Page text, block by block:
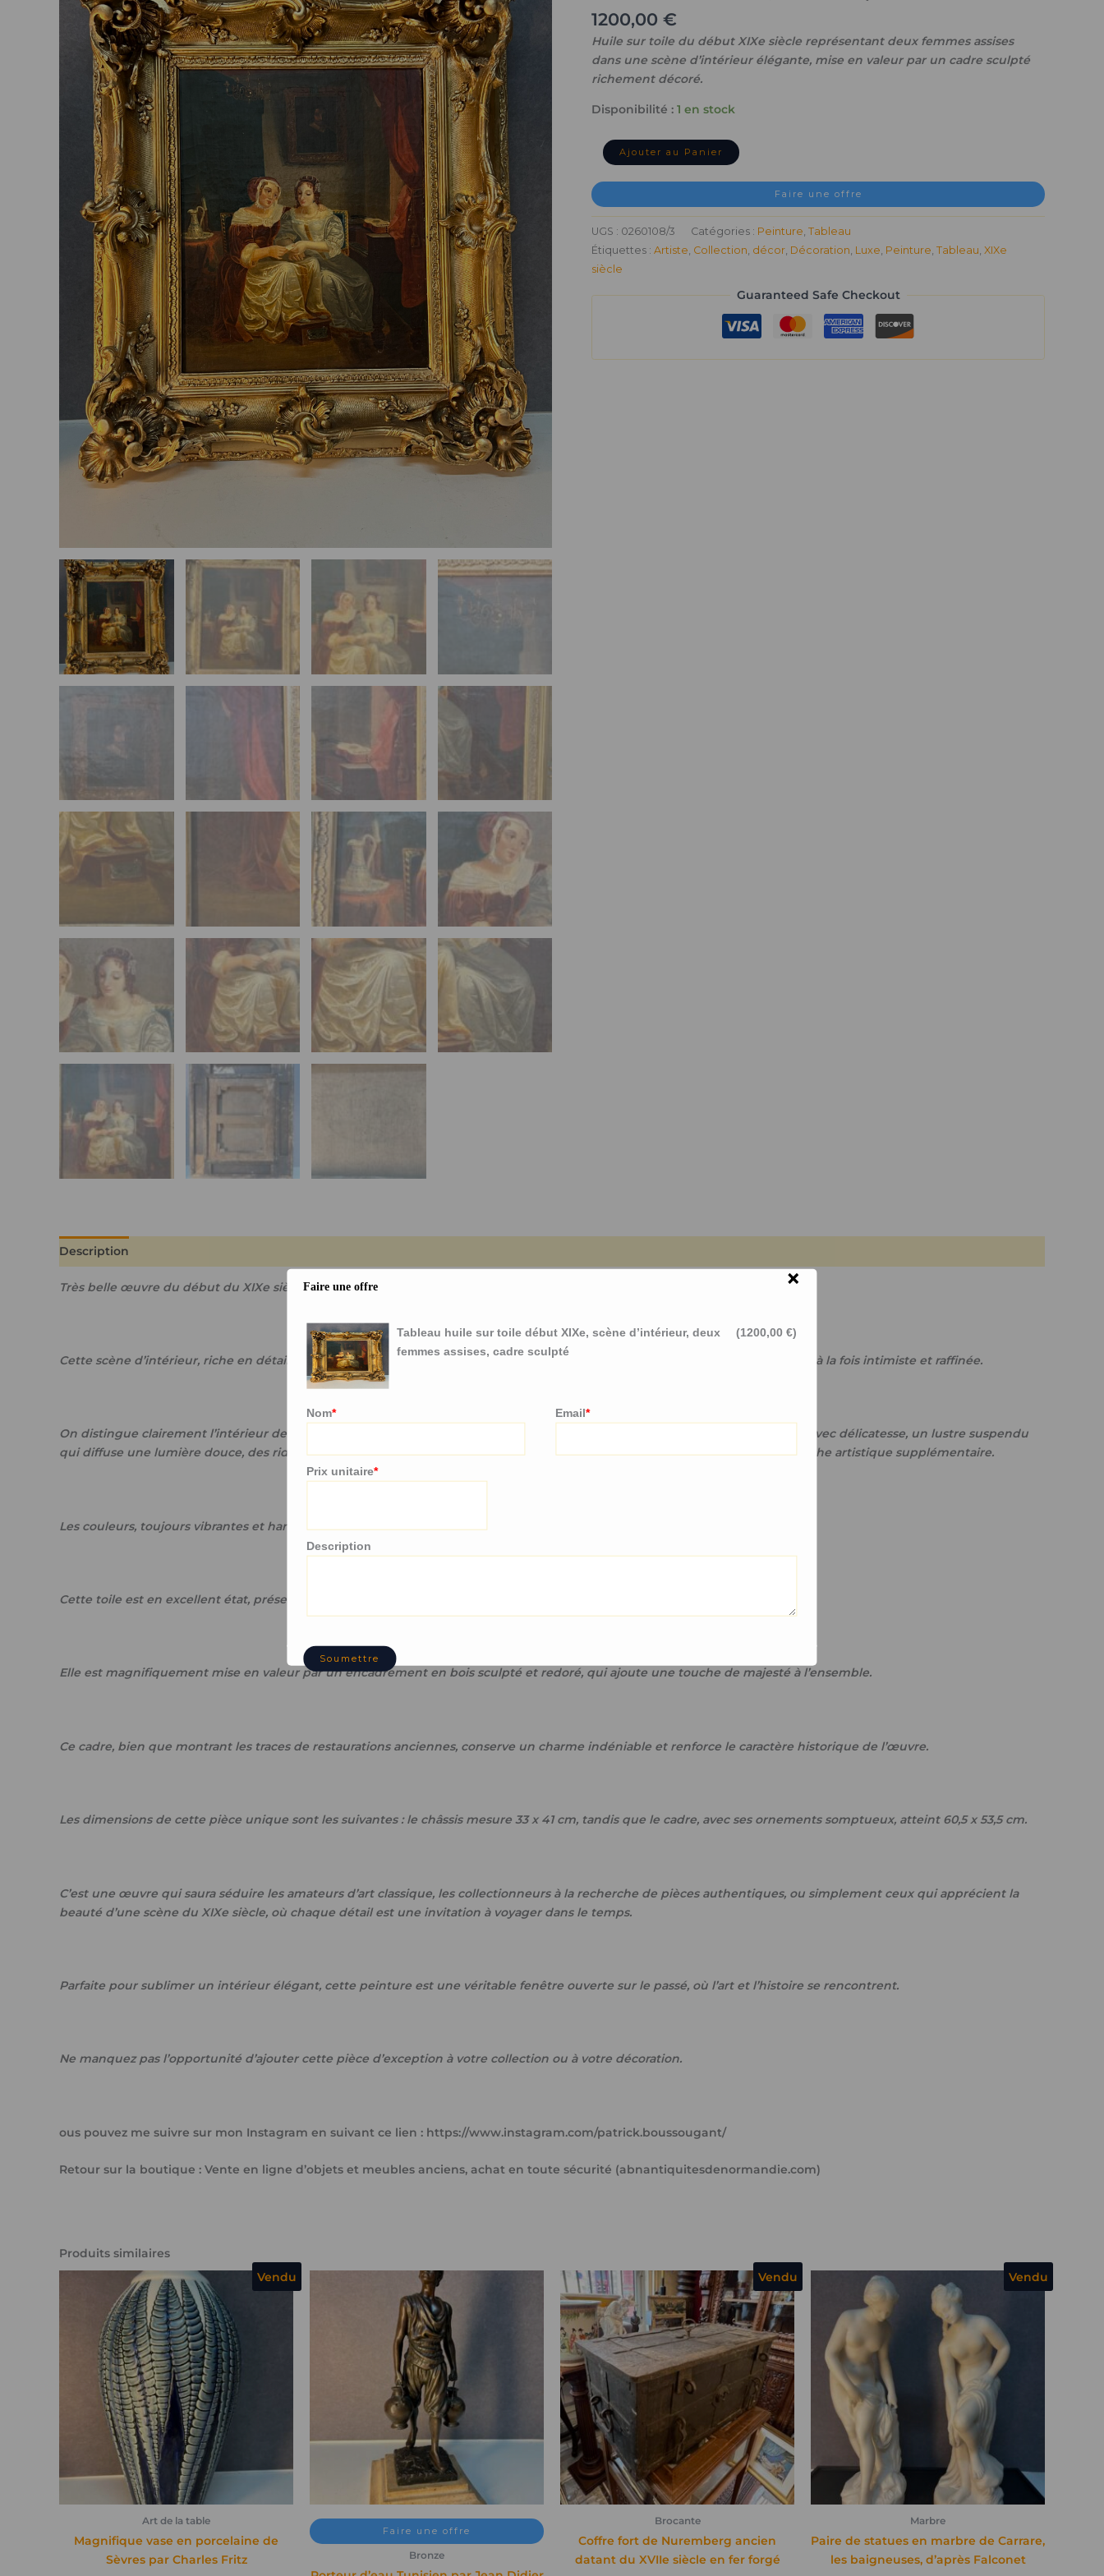
1200,00 €
Huile sur toile du début XIXe siècle représentant deux femmes assises
dans une scène d’intérieur élégante, mise en valeur par un cadre sculpté
richement décoré.
Disponibilité : 1 en stock
XIXe,
scène
d'intérieur,
deux
femmes
cadre
Ajouter au Panier
Faire une offre ×
Tableau huile sur toile début XIXe, scène d’intérieur, deux
femmes assises, cadre sculpté
(1200,00€)
Nom* Email*
Prix ​​unitaire*
Description
Soumettre
Faire une offre
UGS : 0260108/3 Catégories : Peinture, Tableau
Étiquettes : Artiste, Collection, décor, Décoration, Luxe, Peinture, Tableau, XIXe
siècle
Guaranteed Safe Checkout
Description
Très belle œuvre du début du XIXe siècle, une peinture à l’huile sur toile qui captive par son charme intemporel.
Cette scène d’intérieur, riche en détails, met en valeur deux femmes assises dans un fauteuil, plongées dans une atmosphère à la fois intimiste et raffinée.
On distingue clairement l’intérieur de la pièce, où chaque élément raconte une histoire : des instruments de musique posés avec délicatesse, un lustre suspendu
qui diffuse une lumière douce, des rideaux tombant en plis gracieux, ainsi qu’un tableau accroché au mur qui ajoute une touche artistique supplémentaire.
Les couleurs, toujours vibrantes et harmonieuses, témoignent du savoir-faire du peintre et du soin apporté à cette création.
Cette toile est en excellent état, préservant toute sa beauté et son authenticité malgré les années.
Elle est magnifiquement mise en valeur par un encadrement en bois sculpté et redoré, qui ajoute une touche de majesté à l’ensemble.
Ce cadre, bien que montrant les traces de restaurations anciennes, conserve un charme indéniable et renforce le caractère historique de l’œuvre.
Les dimensions de cette pièce unique sont les suivantes : le châssis mesure 33 x 41 cm, tandis que le cadre, avec ses ornements somptueux, atteint 60,5 x 53,5 cm.
C’est une œuvre qui saura séduire les amateurs d’art classique, les collectionneurs à la recherche de pièces authentiques, ou simplement ceux qui apprécient la
beauté d’une scène du XIXe siècle, où chaque détail est une invitation à voyager dans le temps.
Parfaite pour sublimer un intérieur élégant, cette peinture est une véritable fenêtre ouverte sur le passé, où l’art et l’histoire se rencontrent.
Ne manquez pas l’opportunité d’ajouter cette pièce d’exception à votre collection ou à votre décoration.
ous pouvez me suivre sur mon Instagram en suivant ce lien : https://www.instagram.com/patrick.boussougant/
Retour sur la boutique : Vente en ligne d’objets et meubles anciens, achat en toute sécurité (abnantiquitesdenormandie.com)
Produits similaires
Vendu
Art de la table
Magnifique vase en porcelaine de
Sèvres par Charles Fritz
Faire une offre
Bronze
Vendu
Brocante
Coffre fort de Nuremberg ancien
datant du XVIIe siècle en fer forgé
Vendu
Marbre
Paire de statues en marbre de Carrare,
les baigneuses, d’après Falconet